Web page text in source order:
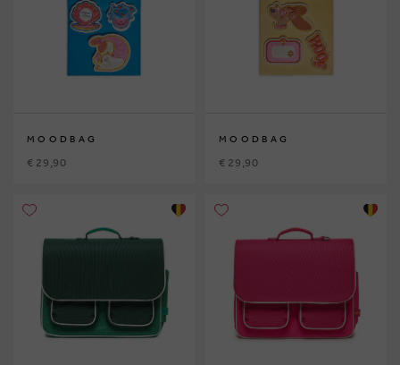
MOODBAG
€ 29,90
MOODBAG
€ 29,90